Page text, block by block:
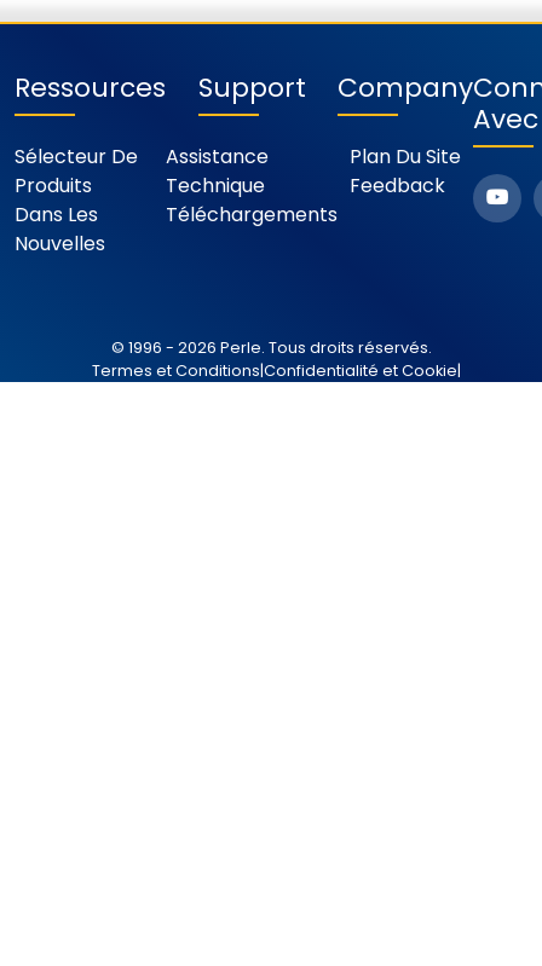
Ressources
Sélecteur De
Produits
Dans Les
Nouvelles
Support
Assistance
Technique
Téléchargements
Company
Plan Du Site
Feedback
© 1996 - 2026 Perle. Tous droits réservés.
Termes et Conditions|Confidentialité et Cookie|